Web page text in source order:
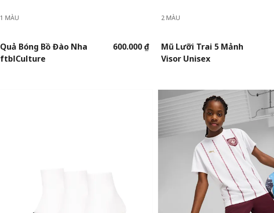
1 MÀU
Quả Bóng Bồ Đào Nha
ftblCulture
600.000 ₫
2 MÀU
Mũ Lưỡi Trai 5 Mảnh
Visor Unisex